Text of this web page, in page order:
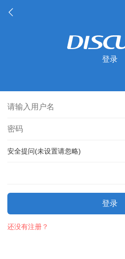
登录
安全提问(未设置请忽略)
登录
还没有注册？